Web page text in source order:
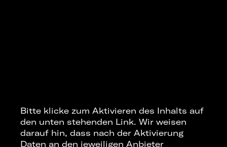
Bitte klicke zum Aktivieren des Inhalts auf
den unten stehenden Link. Wir weisen
darauf hin, dass nach der Aktivierung
Daten an den jeweiligen Anbieter